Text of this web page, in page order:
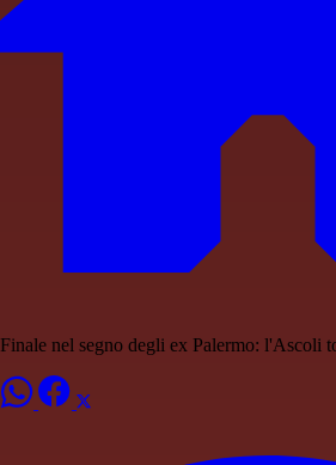
Finale nel segno degli ex Palermo: l'Ascoli